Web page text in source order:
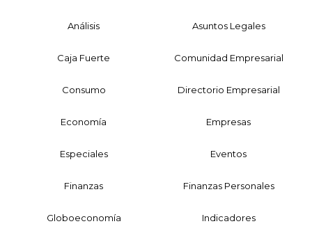
Análisis Asuntos Legales
Caja Fuerte Comunidad Empresarial
Consumo Directorio Empresarial
Economía Empresas
Especiales Eventos
Finanzas Finanzas Personales
Globoeconomía Indicadores